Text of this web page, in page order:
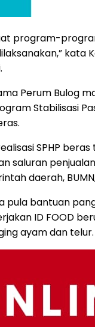
program-
kata
Perum Bulog
Stabilisasi
SPHP
saluran
daerah,
pula bantuan
ID FOOD
ayam dan telur.